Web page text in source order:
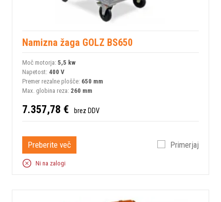
Namizna žaga GOLZ BS650
Moč motorja: 5,5 kw
Napetost: 400 V
Premer rezalne plošče: 650 mm
Max. globina reza: 260 mm
7.357,78 € brez DDV
Preberite več Primerjaj
Ni na zalogi